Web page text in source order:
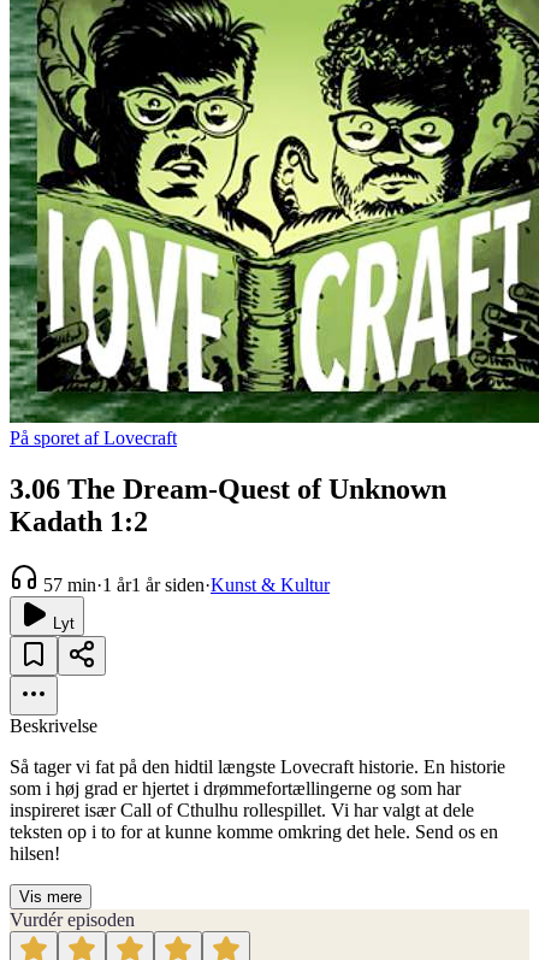
På sporet af Lovecraft
3.06 The Dream-Quest of Unknown
Kadath 1:2
57 min·1 år1 år siden·Kunst & Kultur
Lyt
Beskrivelse
Så tager vi fat på den hidtil længste Lovecraft historie. En historie
som i høj grad er hjertet i drømmefortællingerne og som har
inspireret især Call of Cthulhu rollespillet. Vi har valgt at dele
teksten op i to for at kunne komme omkring det hele. Send os en
hilsen!
Vis mere
Vurdér episoden